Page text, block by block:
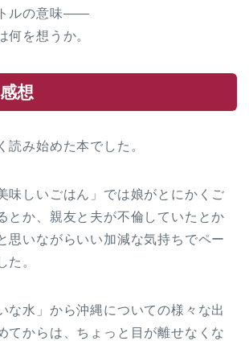
ルの意味――
何を想うか。
想
読み始めた本でした。
味しいごはん」では娘がとにかくご
とか、親友と夫が不倫していたとか
思いながらいい加減な気持ちでペー
た。
な水」から沖縄についての様々な出
てからは、ちょっと目が離せなくな